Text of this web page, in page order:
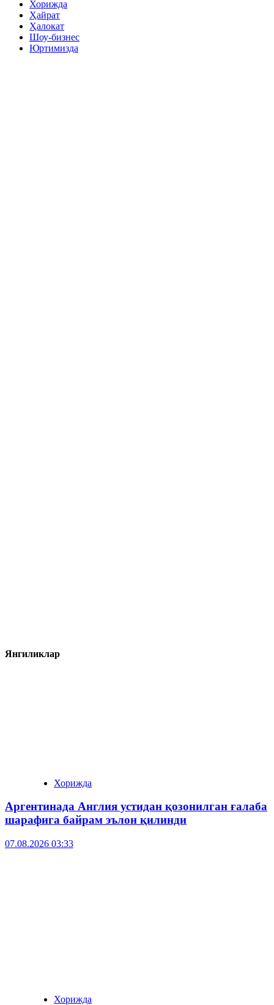
Хорижда
Ҳайрат
Ҳалокат
Шоу-бизнес
Юртимизда
Янгиликлар
Хорижда
Аргентинада Англия устидан қозонилган ғалаба
шарафига байрам эълон қилинди
07.08.2026 03:33
Хорижда